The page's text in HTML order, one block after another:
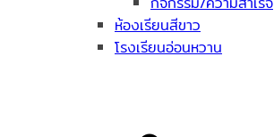
ห้องเรียนสีขาว
โรงเรียนอ่อนหวาน